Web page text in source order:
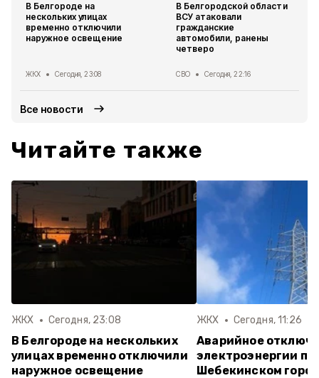
В Белгороде на
нескольких улицах
временно отключили
наружное освещение
ЖКХ Сегодня, 23:08
В Белгородской области
ВСУ атаковали
гражданские
автомобили, ранены
четверо
СВО Сегодня, 22:16
Все новости
Читайте также
ЖКХ Сегодня, 23:08
В Белгороде на нескольких
улицах временно отключили
наружное освещение
ЖКХ Сегодня, 11:26
Аварийное
электроэнергии
Шебекинском